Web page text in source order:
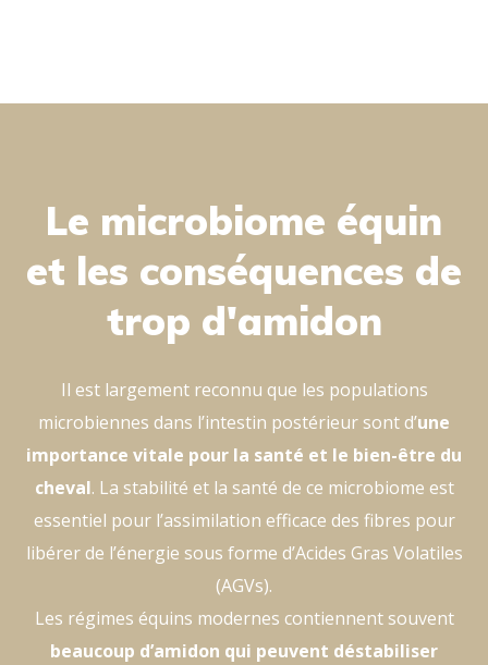
Le microbiome équin
et les conséquences de
trop d'amidon
Il est largement reconnu que les populations
microbiennes dans l’intestin postérieur sont d’une
importance vitale pour la santé et le bien-être du
cheval. La stabilité et la santé de ce microbiome est
essentiel pour l’assimilation efficace des fibres pour
libérer de l’énergie sous forme d’Acides Gras Volatiles
(AGVs).
Les régimes équins modernes contiennent souvent
beaucoup d’amidon qui peuvent déstabiliser